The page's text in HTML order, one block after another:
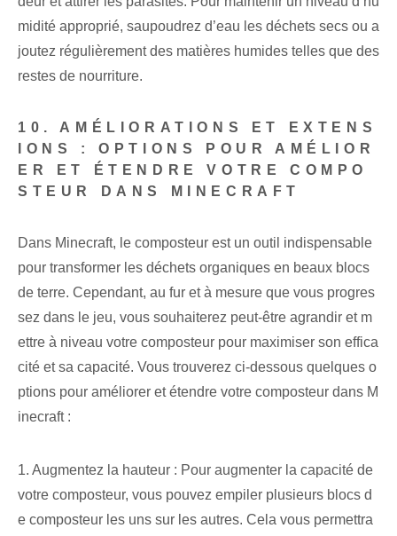
midité approprié, saupoudrez d’eau les déchets secs ou a
joutez régulièrement des matières humides telles que des
restes de nourriture.
10. AMÉLIORATIONS ET EXTENS
IONS : OPTIONS POUR AMÉLIOR
ER ET ÉTENDRE VOTRE COMPO
STEUR DANS MINECRAFT
Dans Minecraft, le composteur est un outil indispensable
pour transformer les déchets organiques en beaux blocs
de terre. Cependant, au fur et à mesure que vous progres
sez dans le jeu, vous souhaiterez peut-être agrandir et m
ettre à niveau votre composteur pour maximiser son effica
cité et sa capacité. Vous trouverez ci-dessous quelques o
ptions pour améliorer et étendre votre composteur dans M
inecraft :
1. Augmentez la hauteur : Pour augmenter la capacité de
votre composteur, vous pouvez empiler plusieurs blocs d
e composteur les uns sur les autres. Cela vous permettra